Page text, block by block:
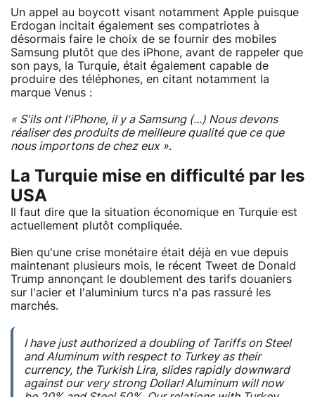
Un appel au boycott visant notamment Apple puisque
Erdogan incitait également ses compatriotes à
désormais faire le choix de se fournir des mobiles
Samsung plutôt que des iPhone, avant de rappeler que
son pays, la Turquie, était également capable de
produire des téléphones, en citant notamment la
marque Venus :
« S'ils ont l'iPhone, il y a Samsung (...) Nous devons
réaliser des produits de meilleure qualité que ce que
nous importons de chez eux ».
La Turquie mise en difficulté par les
USA
Il faut dire que la situation économique en Turquie est
actuellement plutôt compliquée.
Bien qu'une crise monétaire était déjà en vue depuis
maintenant plusieurs mois, le récent Tweet de Donald
Trump annonçant le doublement des tarifs douaniers
sur l'acier et l'aluminium turcs n'a pas rassuré les
marchés.
I have just authorized a doubling of Tariffs on Steel
and Aluminum with respect to Turkey as their
currency, the Turkish Lira, slides rapidly downward
against our very strong Dollar! Aluminum will now